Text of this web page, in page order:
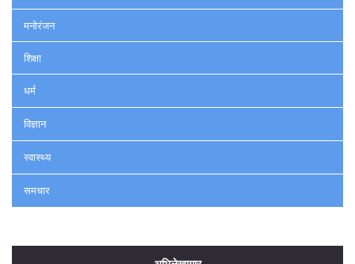
मनोरंजन
शिक्षा
धर्म
विज्ञान
स्वास्थ्य
समचार